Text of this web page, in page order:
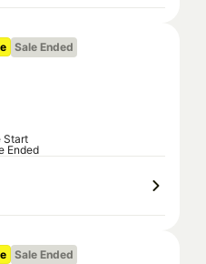
Sale Ended
Start
Ended
Sale Ended